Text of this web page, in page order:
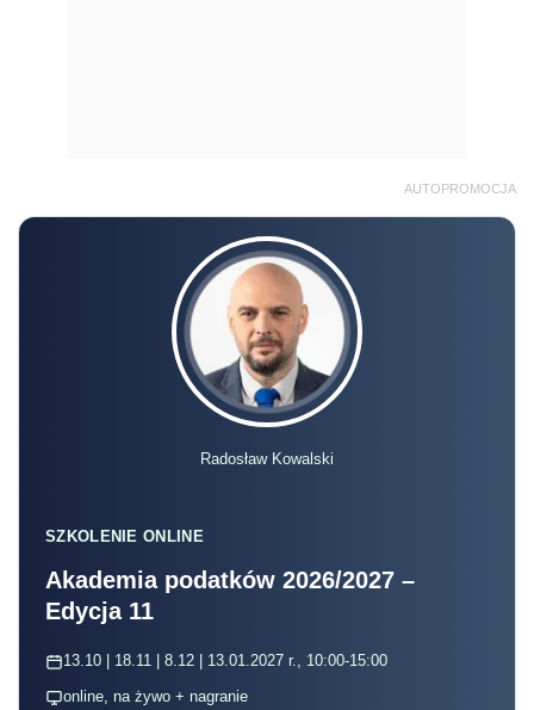
AUTOPROMOCJA
Radosław Kowalski
SZKOLENIE ONLINE
Akademia podatków 2026/2027 –
Edycja 11
13.10 | 18.11 | 8.12 | 13.01.2027 r., 10:00-15:00
online, na żywo + nagranie